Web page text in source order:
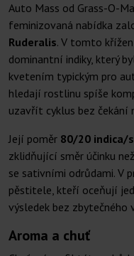
Auto Mass od Grass-O-
feminizovaná nabídka
Ruderalis. V tomto
dominantní indiky, který
kvetením typickým pro
hledají rostlinu spíše
uzavřít cyklus bez čekání
Její poměr 80/20 indica/
zklidňující směr účinku
se sativními odrůdami. V
pěstitele, kteří oceňují
výsledek bez zbytečného
Aroma a chuť